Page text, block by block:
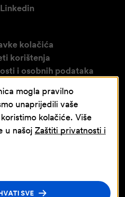
Linkedin
kolačića
korištenja
i osobnih podataka
o video nadzoru
Sveučilišta u Rijeci
laboratorij d.d. JGL d.d.
mogla pravilno
unaprijedili vaše
kolačiće. Više
u našoj Zaštiti privatnosti i
SVE